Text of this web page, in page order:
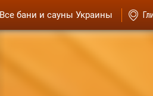
Все бани и сауны Украины